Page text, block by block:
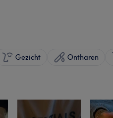
Gezicht Ontharen